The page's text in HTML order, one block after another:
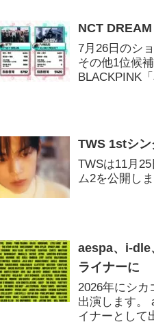
NCT
7月26日のシ
その他1位候
BLACKPINK
TWS 1stシ
TWSは11月
ム2を公開しま
aespa、i-dle
ライナーに
2026年にシ
出演します。
イナーとして